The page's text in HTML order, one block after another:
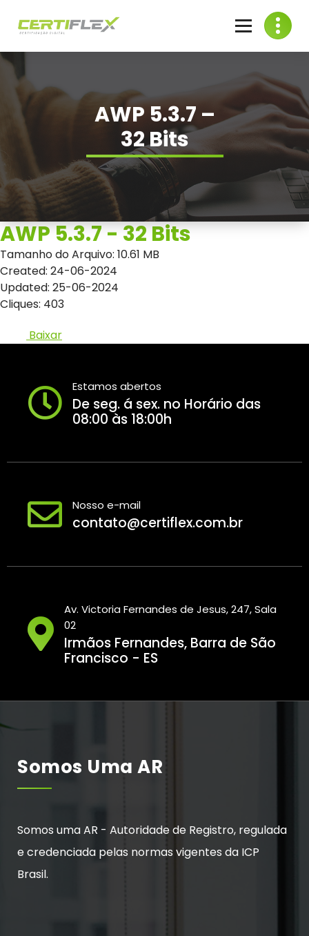
AWP 5.3.7 –
32 Bits
AWP 5.3.7 - 32 Bits
Tamanho do Arquivo: 10.61 MB
Created: 24-06-2024
Updated: 25-06-2024
Cliques: 403
Baixar
Estamos abertos
De seg. á sex. no Horário das
08:00 às 18:00h
Nosso e-mail
contato@certiflex.com.br
Av. Victoria Fernandes de Jesus, 247, Sala
02
Irmãos Fernandes, Barra de São
Francisco - ES
Somos Uma AR
Somos uma AR - Autoridade de Registro, regulada
e credenciada pelas normas vigentes da ICP
Brasil.